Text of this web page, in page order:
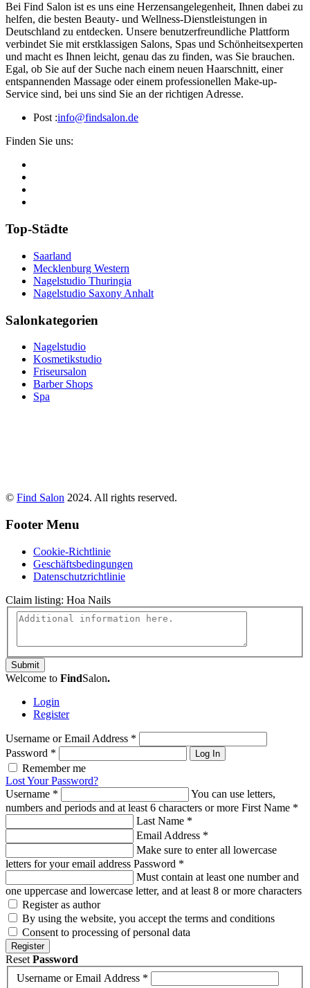
Bei Find Salon ist es uns eine Herzensangelegenheit, Ihnen dabei zu
helfen, die besten Beauty- und Wellness-Dienstleistungen in
Deutschland zu entdecken. Unsere benutzerfreundliche Plattform
verbindet Sie mit erstklassigen Salons, Spas und Schönheitsexperten
und macht es Ihnen leicht, genau das zu finden, was Sie brauchen.
Egal, ob Sie auf der Suche nach einem neuen Haarschnitt, einer
entspannenden Massage oder einem professionellen Make-up-
Service sind, bei uns sind Sie an der richtigen Adresse.
Post :info@findsalon.de
Finden Sie uns:
Top-Städte
Saarland
Mecklenburg Western
Nagelstudio Thuringia
Nagelstudio Saxony Anhalt
Salonkategorien
Nagelstudio
Kosmetikstudio
Friseursalon
Barber Shops
Spa
© Find Salon 2024. All rights reserved.
Footer Menu
Cookie-Richtlinie
Geschäftsbedingungen
Datenschutzrichtlinie
Claim listing: Hoa Nails
Submit
Welcome to FindSalon.
Login
Register
Username or Email Address *
Password * Log In
Remember me
Lost Your Password?
Username *
You can use letters,
numbers and periods and at least 6 characters or more First Name *
Last Name *
Email Address *
Make sure to enter all lowercase
letters for your email address Password *
Must contain at least one number and
one uppercase and lowercase letter, and at least 8 or more characters
Register as author
By using the website, you accept the terms and conditions
Consent to processing of personal data
Register
Reset Password
Username or Email Address *